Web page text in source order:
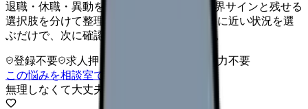
退職・休職・異動を急いで決める前に、限界サインと残せる
選択肢を分けて整理します。 「辞めたい」に近い状況を選
ぶだけで、次に確認することまで進めます。
登録不要 求人押し売りなし
病院名は入力不要
この悩みを相談室で整理する
無理しなくて大丈夫